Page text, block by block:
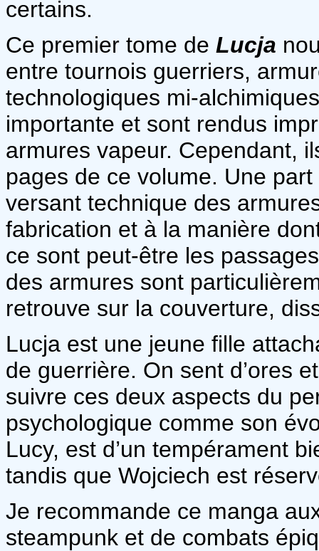
certains.
Ce premier tome de Lucja
entre tournois guerriers,
technologiques mi-
importante et sont rendus
armures vapeur. Cependant,
pages de ce volume. Une
versant technique des
fabrication et à la manière
ce sont peut-être les
des armures sont
retrouve sur la couverture,
Lucja est une jeune fille
de guerrière. On sent d’ores
suivre ces deux aspects du
psychologique comme son
Lucy, est d’un tempérament
tandis que Wojciech est
Je recommande ce manga
steampunk et de combats